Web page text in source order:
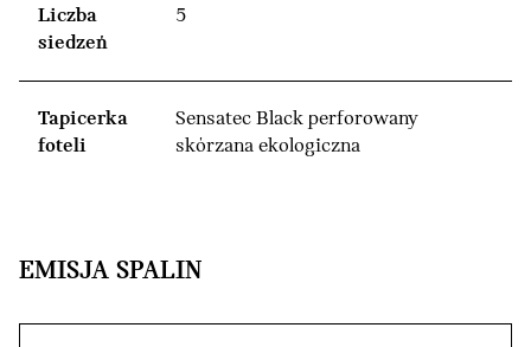
Liczba
siedzeń
5
Tapicerka
foteli
Sensatec Black perforowany
skórzana ekologiczna
EMISJA SPALIN